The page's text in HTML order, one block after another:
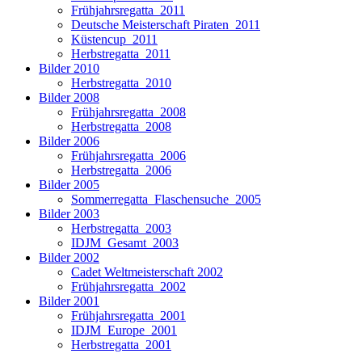
Frühjahrsregatta_2011
Deutsche Meisterschaft Piraten_2011
Küstencup_2011
Herbstregatta_2011
Bilder 2010
Herbstregatta_2010
Bilder 2008
Frühjahrsregatta_2008
Herbstregatta_2008
Bilder 2006
Frühjahrsregatta_2006
Herbstregatta_2006
Bilder 2005
Sommerregatta_Flaschensuche_2005
Bilder 2003
Herbstregatta_2003
IDJM_Gesamt_2003
Bilder 2002
Cadet Weltmeisterschaft 2002
Frühjahrsregatta_2002
Bilder 2001
Frühjahrsregatta_2001
IDJM_Europe_2001
Herbstregatta_2001